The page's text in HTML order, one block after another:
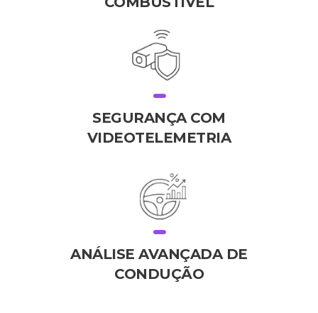
SEGURANÇA COM
VIDEOTELEMETRIA
ANÁLISE AVANÇADA DE
CONDUÇÃO